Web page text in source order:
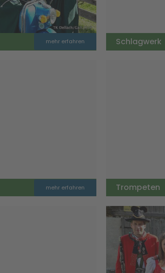
mehr erfahren Schlagwerk
mehr erfahren Trompeten